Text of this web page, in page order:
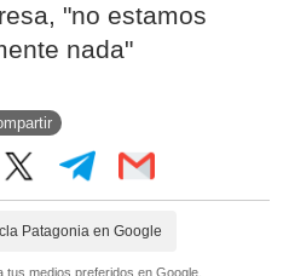
"no estamos
nada"
Patagonia en Google
tus medios preferidos en Google.